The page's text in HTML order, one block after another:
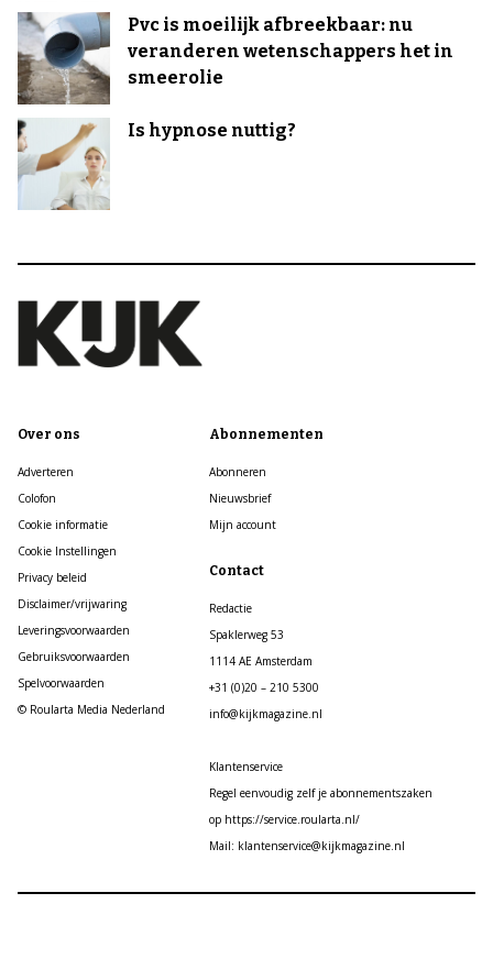
Pvc is moeilijk afbreekbaar: nu
veranderen wetenschappers het in
smeerolie
Is hypnose nuttig?
Over ons
Adverteren
Colofon
Cookie informatie
Cookie Instellingen
Privacy beleid
Disclaimer/vrijwaring
Leveringsvoorwaarden
Gebruiksvoorwaarden
Spelvoorwaarden
© Roularta Media Nederland
Abonnementen
Abonneren
Nieuwsbrief
Mijn account
Contact
Redactie
Spaklerweg 53
1114 AE Amsterdam
+31 (0)20 – 210 5300
info@kijkmagazine.nl
Klantenservice
Regel eenvoudig zelf je abonnementszaken
op https://service.roularta.nl/
Mail: klantenservice@kijkmagazine.nl